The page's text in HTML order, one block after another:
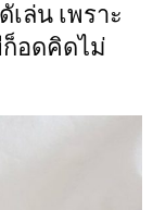
ล่น เพราะ
อดคิดไม่